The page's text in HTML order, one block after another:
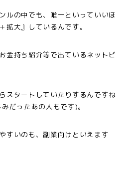
ルの中でも、唯一といっていいほ
拡大』しているんです。
金持ち紹介等で出ているネットビ
スタートしていたりするんですね
だったあの人もです)。
すいのも、副業向けといえます